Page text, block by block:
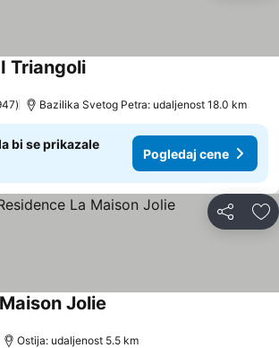
Triangoli
Bazilika Svetog Petra: udaljenost 18.0 km
bi se prikazale
Pogledaj cene
Deli
Jolie
Ostija: udaljenost 5.5 km